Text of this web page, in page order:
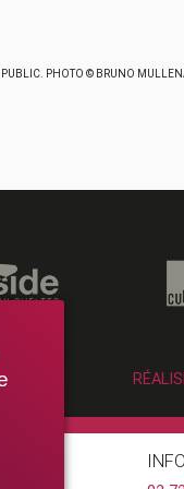
PUBLIC. PHOTO © BRUNO